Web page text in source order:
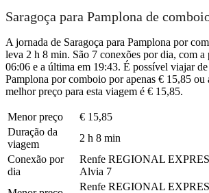
Saragoça para Pamplona de
A jornada de Saragoça para Pamplona por
leva 2 h 8 min. São 7 conexões por dia, com a
06:06 e a última em 19:43. É possível viajar de
Pamplona por comboio por apenas € 15,85 ou
melhor preço para esta viagem é € 15,85.
Menor preço
€ 15,85
Duração da
viagem
2 h 8 min
Conexão por
dia
Renfe REGIONAL
Alvia 7
Renfe REGIONAL